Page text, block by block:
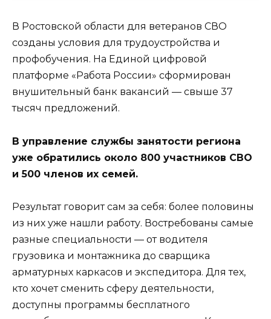
В Ростовской области для ветеранов СВО
созданы условия для трудоустройства и
профобучения. На Единой цифровой
платформе «Работа России» сформирован
внушительный банк вакансий — свыше 37
тысяч предложений.
В управление службы занятости региона
уже обратились около 800 участников СВО
и 500 членов их семей.
Результат говорит сам за себя: более половины
из них уже нашли работу. Востребованы самые
разные специальности — от водителя
грузовика и монтажника до сварщика
арматурных каркасов и экспедитора. Для тех,
кто хочет сменить сферу деятельности,
доступны программы бесплатного